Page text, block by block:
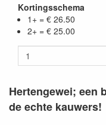
Kortingsschema
1+ = € 26.50
2+ = € 25.00
Hertengewei; een
de echte kauwers!